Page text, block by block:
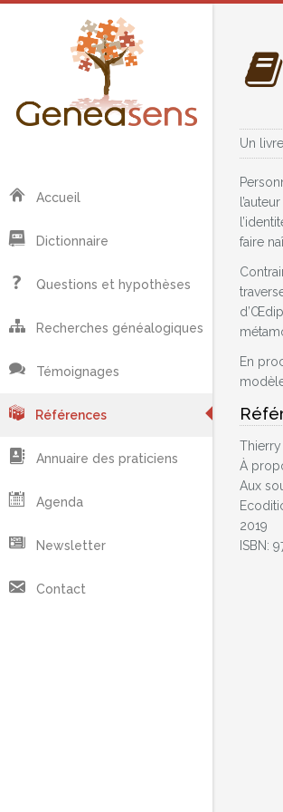
Accueil
Dictionnaire
Questions et hypothèses
Recherches généalogiques
Témoignages
Références
Annuaire des praticiens
Agenda
Newsletter
Contact
Un
faire
En
Thierry
À
Aux
2019
ISBN: